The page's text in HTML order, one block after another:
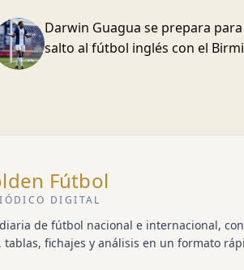
Darwin Guagua se prepara
salto al fútbol inglés con el
Fútbol
DIGITAL
de fútbol nacional e internacional, con
tablas, fichajes y análisis en un formato